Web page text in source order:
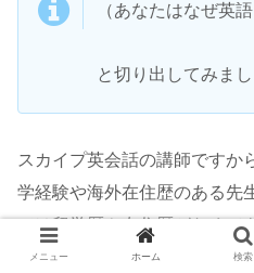
（あなたはなぜ英
と切り出してみまし
スカイプ英会話の講師ですか
学経験や海外在住歴のある先
では留学歴や在住歴がなくて
る人がたくさんいます。
メニュー ホーム 検索